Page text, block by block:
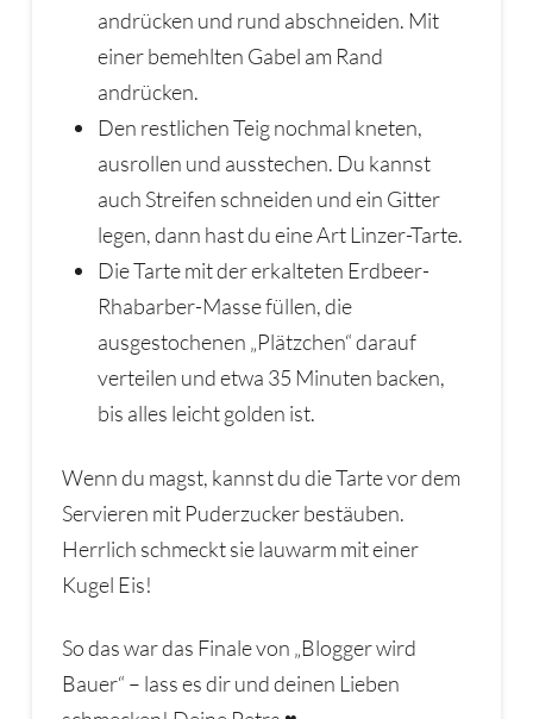
andrücken und rund abschneiden. Mit
einer bemehlten Gabel am Rand
andrücken.
Den restlichen Teig nochmal kneten,
ausrollen und ausstechen. Du kannst
auch Streifen schneiden und ein Gitter
legen, dann hast du eine Art Linzer-Tarte.
Die Tarte mit der erkalteten Erdbeer-
Rhabarber-Masse füllen, die
ausgestochenen „Plätzchen“ darauf
verteilen und etwa 35 Minuten backen,
bis alles leicht golden ist.
Wenn du magst, kannst du die Tarte vor dem
Servieren mit Puderzucker bestäuben.
Herrlich schmeckt sie lauwarm mit einer
Kugel Eis!
So das war das Finale von „Blogger wird
Bauer“ – lass es dir und deinen Lieben